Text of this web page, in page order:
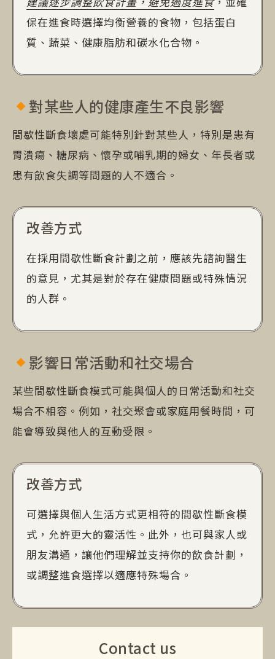
保在進食時選擇均衡營養的食物，包括蛋白
質、蔬菜、健康脂肪和碳水化合物。
對某些人的健康產生不良影響
間歇性斷食壞處可能特別針對某些人，特別是患有
胃潰瘍、糖尿病、懷孕或哺乳期的婦女、年長者或
患有飲食失調等問題的人不適合。
改善方式
在採用間歇性斷食計劃之前，應該先諮詢醫生
的意見，尤其是對於存在健康問題或特殊情況
的人群。
影響日常活動和社交場合
某些間歇性斷食模式可能與個人的日常活動和社交
場合不相容。例如，社交聚會或家庭用餐時間，可
能會導致與他人的互動受限。
改善方式
可選擇與個人生活方式更相符的間歇性斷食模
式，允許更大的靈活性。此外，也可與家人或
朋友溝通，讓他們理解並支持你的飲食計劃，
或調整進食選擇以適應特殊場合。
Contact us